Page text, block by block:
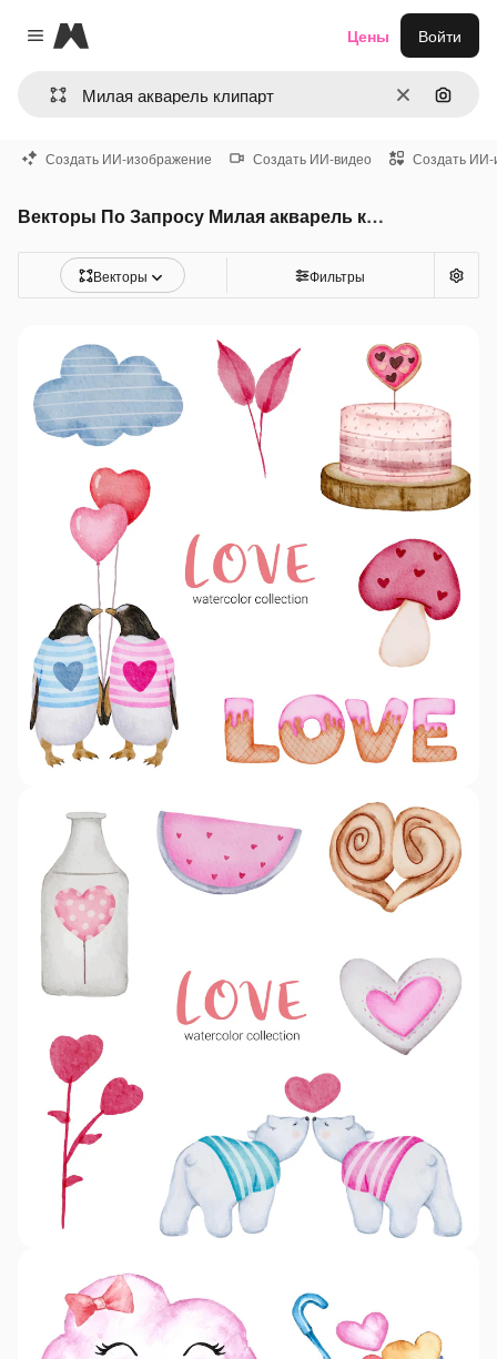
Close menu
Magnific
ОчиститьПоиск
Цены Войти
Создать ИИ-изображение Создать ИИ-видео Создать ИИ-
Векторы По Запросу Милая акварель клипарт
Векторы Фильтры